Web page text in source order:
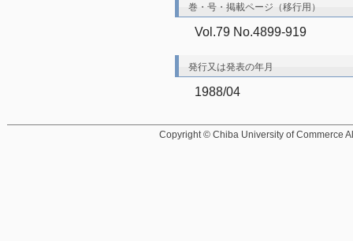
巻・号・掲載ページ（移行用）
Vol.79 No.4899-919
発行又は発表の年月
1988/04